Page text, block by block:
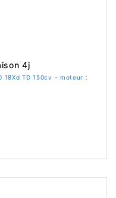
4j
18Xd TD 150cv - moteur :